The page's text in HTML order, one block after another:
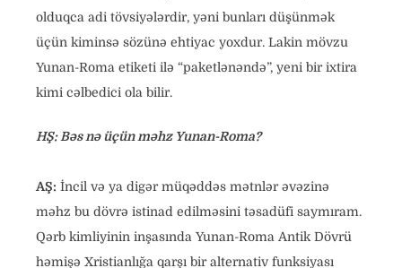
olduqca adi tövsiyələrdir, yəni bunları düşünmək
üçün kiminsə sözünə ehtiyac yoxdur. Lakin mövzu
Yunan-Roma etiketi ilə “paketlənəndə”, yeni bir ixtira
kimi cəlbedici ola bilir.
HŞ: Bəs nə üçün məhz Yunan-Roma?
AŞ: İncil və ya digər müqəddəs mətnlər əvəzinə
məhz bu dövrə istinad edilməsini təsadüfi saymıram.
Qərb kimliyinin inşasında Yunan-Roma Antik Dövrü
həmişə Xristianlığa qarşı bir alternativ funksiyası